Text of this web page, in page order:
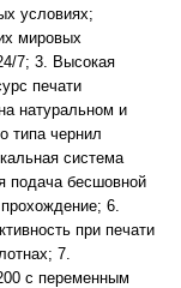
условиях;
мировых
7; 3. Высокая
печати
натуральном и
типа чернил
система
подача бесшовной
6.
при печати
7.
с переменным